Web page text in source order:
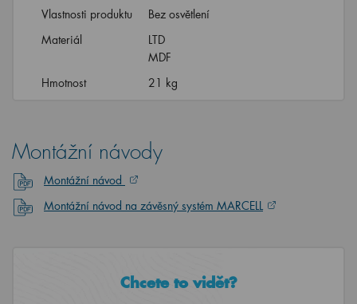
Vlastnosti produktu
Bez osvětlení
Materiál
LTD
MDF
Hmotnost
21 kg
Montážní návody
Montážní návod
Montážní návod na závěsný systém MARCELL
Chcete to vidět?